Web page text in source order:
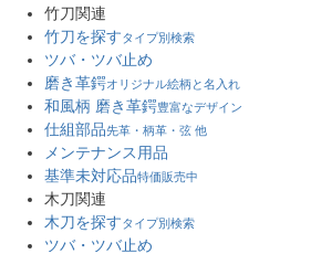
竹刀関連
竹刀を探すタイプ別検索
ツバ・ツバ止め
磨き革鍔オリジナル絵柄と名入れ
和風柄 磨き革鍔豊富なデザイン
仕組部品先革・柄革・弦 他
メンテナンス用品
基準未対応品特価販売中
木刀関連
木刀を探すタイプ別検索
ツバ・ツバ止め